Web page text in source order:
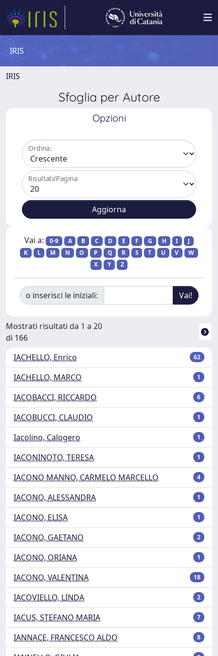
IRIS
IRIS
Sfoglia per Autore
Opzioni
Ordina:
Risultati/Pagina
Vai a: 0-9 A B C D E F G H I
J
K
L M N O P Q R S T U V
W
X
Y Z
o inserisci le iniziali:
Mostrati risultati da 1 a 20
di 166
IACHELLO, Enrico
62
IACHELLO, MARCO 1
IACOBACCI, RICCARDO 6
IACOBUCCI, CLAUDIO 1
Iacolino, Calogero 1
IACONINOTO, TERESA 1
IACONO MANNO, CARMELO MARCELLO 4
IACONO, ALESSANDRA 1
IACONO, ELISA 1
IACONO, GAETANO 2
IACONO, ORIANA 1
IACONO, VALENTINA 18
IACOVIELLO, LINDA 2
IACUS, STEFANO MARIA 7
IANNACE, FRANCESCO ALDO 8